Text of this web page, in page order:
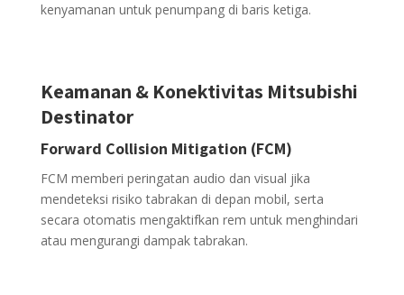
kenyamanan untuk penumpang di baris ketiga.
Keamanan & Konektivitas Mitsubishi
Destinator
Forward Collision Mitigation (FCM)
FCM memberi peringatan audio dan visual jika
mendeteksi risiko tabrakan di depan mobil, serta
secara otomatis mengaktifkan rem untuk menghindari
atau mengurangi dampak tabrakan.